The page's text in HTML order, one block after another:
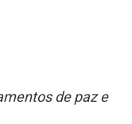
de paz e